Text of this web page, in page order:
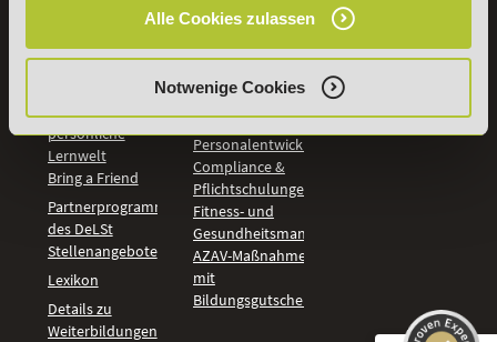
Alle Cookies zulassen
Notwenige Cookies
Aufstiegs-BAföG
Check
Online Campus -
deine
persönliche
Lernwelt
Bring a Friend
Partnerprogramm
des DeLSt
Stellenangebote
Lexikon
Details zu
Weiterbildungen
Intelligenz
Vertrieb
Kommunikation
und Coaching
Management und
Personalentwicklung
Compliance &
Pflichtschulungen
Fitness- und
Gesundheitsmanagement
AZAV-Maßnahmen
mit
Bildungsgutschein